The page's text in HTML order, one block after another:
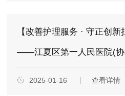
——江夏区第一人民医院(协和江南医院)护理部召开2024年
2025-01-16 查看详情